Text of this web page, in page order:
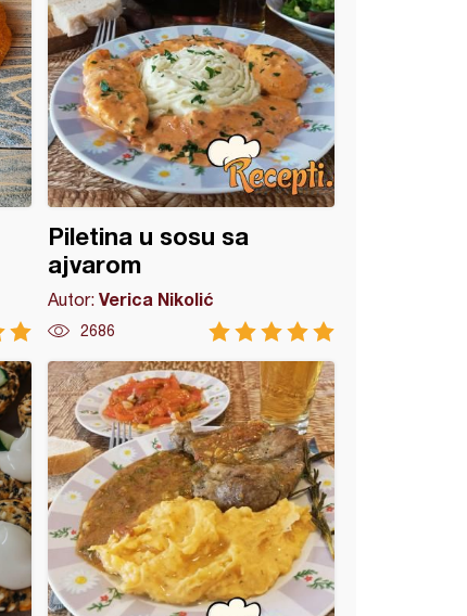
Piletina u sosu sa
ajvarom
Autor:Verica Nikolić
2686